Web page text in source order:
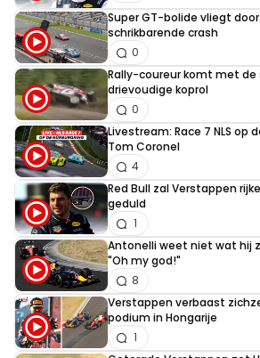
Super GT-bolide vliegt
schrikbarende crash
0
Rally-coureur komt met de
drievoudige koprol
0
Livestream: Race 7 NLS op
Tom Coronel
4
Red Bull zal Verstappen
geduld
1
Antonelli weet niet wat hij
"Oh my god!"
8
Verstappen verbaast
podium in Hongarije
1